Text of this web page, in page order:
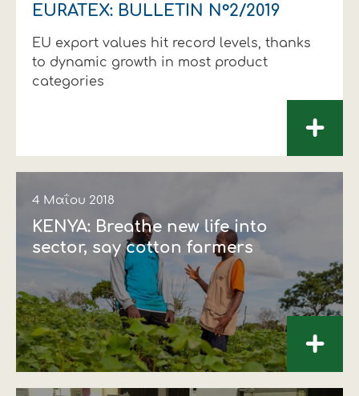
EURATEX: BULLETIN N°2/2019
EU export values hit record levels, thanks
to dynamic growth in most product
categories
+
4 Μαΐου 2018
KENYA: Breathe new life into
sector, say cotton farmers
+